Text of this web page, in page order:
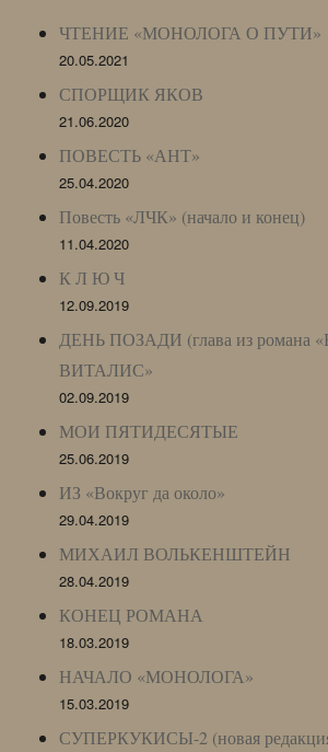
ЧТЕНИЕ «МОНОЛОГА О ПУТИ»
20.05.2021
СПОРЩИК ЯКОВ
21.06.2020
ПОВЕСТЬ «АНТ»
25.04.2020
Повесть «ЛЧК» (начало и конец)
11.04.2020
К Л Ю Ч
12.09.2019
ДЕНЬ ПОЗАДИ (глава из романа
ВИТАЛИС»
02.09.2019
МОИ ПЯТИДЕСЯТЫЕ
25.06.2019
ИЗ «Вокруг да около»
29.04.2019
МИХАИЛ ВОЛЬКЕНШТЕЙН
28.04.2019
КОНЕЦ РОМАНА
18.03.2019
НАЧАЛО «МОНОЛОГА»
15.03.2019
СУПЕРКУКИСЫ-2 (новая